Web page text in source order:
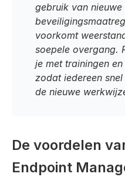
gebruik van nieuwe
voorkomt
soepele overgang.
je met trainingen
zodat iedereen
de nieuwe
De voordelen
Endpoint